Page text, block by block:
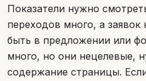
Показатели нужно
переходов много, а
быть в предложении или
много, но они нецелевые,
содержание страницы.